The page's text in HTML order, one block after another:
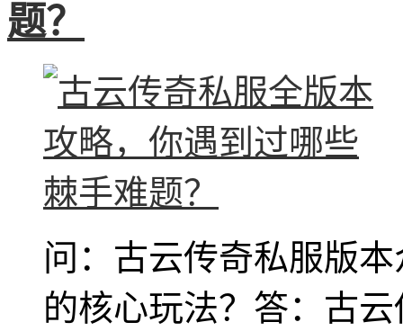
题？
问：古云传奇私服版
的核心玩法？答：古